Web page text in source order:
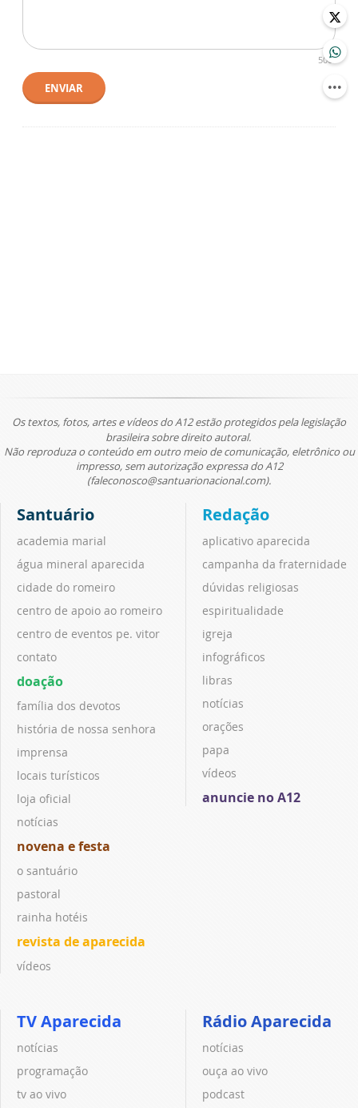
500
ENVIAR
Os textos, fotos, artes e vídeos do A12 estão protegidos pela legislação
brasileira sobre direito autoral.
Não reproduza o conteúdo em outro meio de comunicação, eletrônico ou
impresso, sem autorização expressa do A12
(faleconosco@santuarionacional.com).
Santuário
academia marial
água mineral aparecida
cidade do romeiro
centro de apoio ao romeiro
centro de eventos pe. vitor
contato
doação
família dos devotos
história de nossa senhora
imprensa
locais turísticos
loja oficial
notícias
novena e festa
o santuário
pastoral
rainha hotéis
revista de aparecida
vídeos
Redação
aplicativo aparecida
campanha da fraternidade
dúvidas religiosas
espiritualidade
igreja
infográficos
libras
notícias
orações
papa
vídeos
anuncie no A12
TV Aparecida
notícias
programação
tv ao vivo
Rádio Aparecida
notícias
ouça ao vivo
podcast